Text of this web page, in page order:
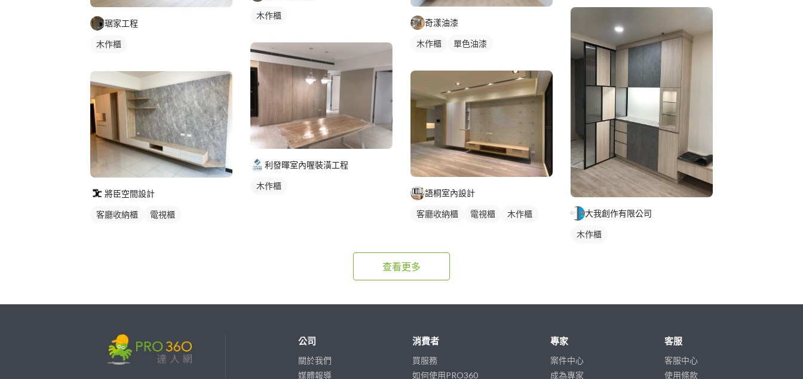
琚家工程
木作櫃
將臣空間設計
客廳收納櫃 電視櫃
木作櫃
利發暉室內喔裝潢工程
木作櫃
奇漾油漆
木作櫃 單色油漆
語桐室內設計
客廳收納櫃 電視櫃 木作櫃 大我創作有限公司
木作櫃
查看更多
公司
關於我們
媒體報導
消費者
買服務
如何使用PRO360
專家
案件中心
成為專家
客服
客服中心
使用條款